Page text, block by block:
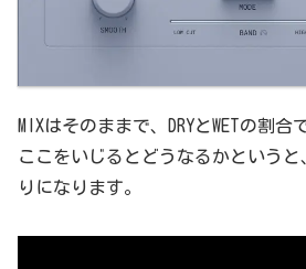
MIXはそのままで、DRYとWETの割合
ここをいじるとどうなるかという
りになります。